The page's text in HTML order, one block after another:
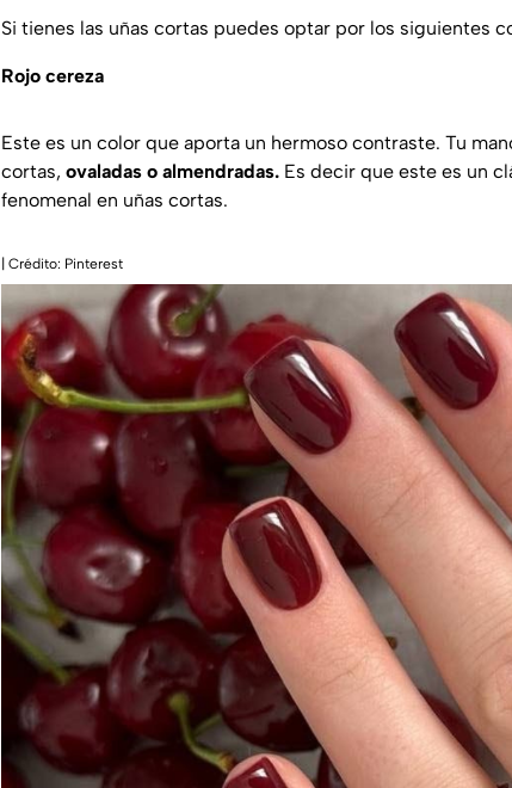
Si tienes las uñas cortas puedes optar por los siguientes
Rojo cereza
Este es un color que aporta un hermoso contraste. Tu
cortas, ovaladas o almendradas. Es decir que este es un
fenomenal en uñas cortas.
| Crédito: Pinterest